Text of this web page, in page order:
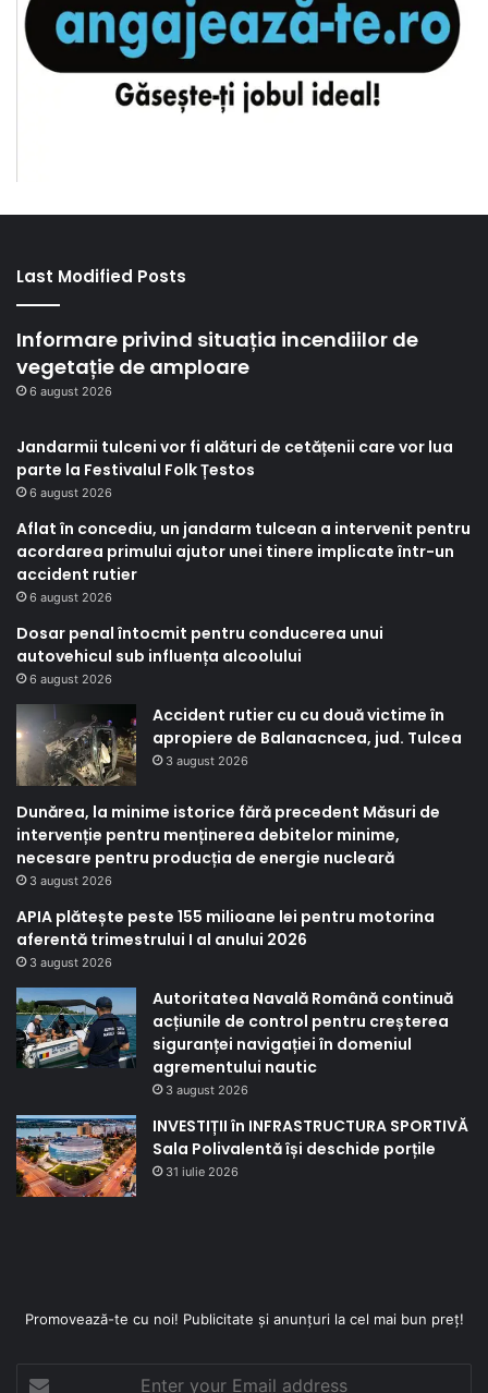
Last Modified Posts
Informare privind situația incendiilor de
vegetație de amploare
6 august 2026
Jandarmii tulceni vor fi alături de cetățenii care vor lua
parte la Festivalul Folk Țestos
6 august 2026
Aflat în concediu, un jandarm tulcean a intervenit pentru
acordarea primului ajutor unei tinere implicate într-un
accident rutier
6 august 2026
Dosar penal întocmit pentru conducerea unui
autovehicul sub influența alcoolului
6 august 2026
Accident rutier cu cu două victime în
apropiere de Balanacncea, jud. Tulcea
3 august 2026
Dunărea, la minime istorice fără precedent Măsuri de
intervenție pentru menținerea debitelor minime,
necesare pentru producția de energie nucleară
3 august 2026
APIA plătește peste 155 milioane lei pentru motorina
aferentă trimestrului I al anului 2026
3 august 2026
Autoritatea Navală Română continuă
acțiunile de control pentru creșterea
siguranței navigației în domeniul
agrementului nautic
3 august 2026
INVESTIȚII în INFRASTRUCTURA SPORTIVĂ
Sala Polivalentă își deschide porțile
31 iulie 2026
Promovează-te cu noi! Publicitate și anunțuri la cel mai bun preț!
Enter